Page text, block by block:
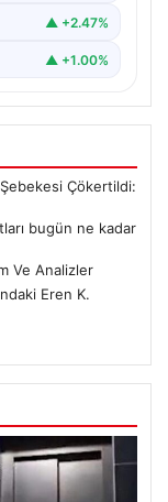
▲ +2.47%
▲ +1.00%
Çökertildi:
bugün ne kadar
Ve Analizler
Eren K.